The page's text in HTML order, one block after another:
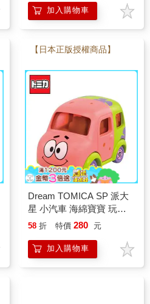
加入購物車
【日本正版授權商品】
Dream TOMICA SP 派大
星 小汽車 海綿寶寶 玩具
車 多美小汽車
58 折 特價 280 元
加入購物車